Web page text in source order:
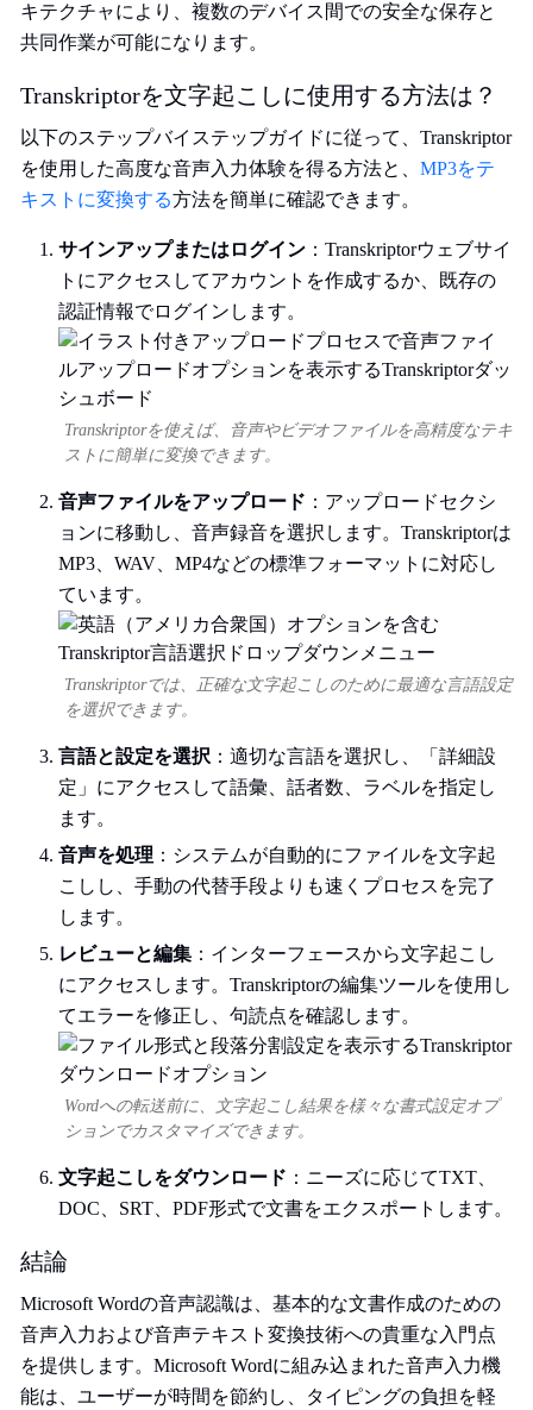
キテクチャにより、複数のデバイス間での安全な保存と
共同作業が可能になります。
Transkriptorを文字起こしに使用する方法は？
以下のステップバイステップガイドに従って、Transkriptor
を使用した高度な音声入力体験を得る方法と、 MP3をテ
キストに変換する方法を簡単に確認できます。
サインアップまたはログイン ：Transkriptorウェブサイ
トにアクセスしてアカウントを作成するか、既存の
認証情報でログインします。
Transkriptorを使えば、音声やビデオファイルを高精度なテキ
ストに簡単に変換できます。
音声ファイルをアップロード ：アップロードセクシ
ョンに移動し、音声録音を選択します。Transkriptorは
MP3、WAV、MP4などの標準フォーマットに対応し
ています。
Transkriptorでは、正確な文字起こしのために最適な言語設定
を選択できます。
言語と設定を選択 ：適切な言語を選択し、「詳細設
定」にアクセスして語彙、話者数、ラベルを指定し
ます。
音声を処理 ：システムが自動的にファイルを文字起
こしし、手動の代替手段よりも速くプロセスを完了
します。
レビューと編集 ：インターフェースから文字起こし
にアクセスします。Transkriptorの編集ツールを使用し
てエラーを修正し、句読点を確認します。
Wordへの転送前に、文字起こし結果を様々な書式設定オプ
ションでカスタマイズできます。
文字起こしをダウンロード ：ニーズに応じてTXT、
DOC、SRT、PDF形式で文書をエクスポートします。
結論
Microsoft Wordの音声認識は、基本的な文書作成のための
音声入力および音声テキスト変換技術への貴重な入門点
を提供します。Microsoft Wordに組み込まれた音声入力機
能は、ユーザーが時間を節約し、タイピングの負担を軽